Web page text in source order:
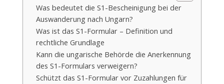
Was bedeutet die S1-Bescheinigung bei der
Auswanderung nach Ungarn?
Was ist das S1-Formular – Definition und
rechtliche Grundlage
Kann die ungarische Behörde die Anerkennung
des S1-Formulars verweigern?
Schützt das S1-Formular vor Zuzahlungen für